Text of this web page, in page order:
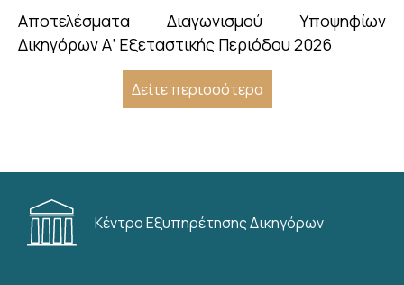
Αποτελέσματα Διαγωνισμού Υποψηφίων
Δικηγόρων Α’ Εξεταστικής Περιόδου 2026
Δείτε περισσότερα
Κέντρο Εξυπηρέτησης Δικηγόρων